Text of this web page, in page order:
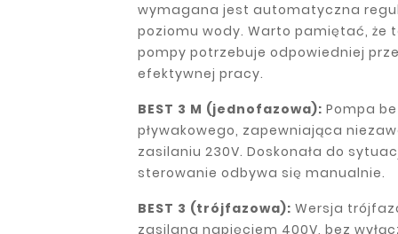
wymagana jest automatyczna
poziomu wody. Warto pamiętać, że
pompy potrzebuje odpowiedniej
efektywnej pracy.
BEST 3 M (jednofazowa): Pompa
pływakowego, zapewniająca
zasilaniu 230V. Doskonała do
sterowanie odbywa się manualnie.
BEST 3 (trójfazowa): Wersja
zasilana napięciem 400V, bez